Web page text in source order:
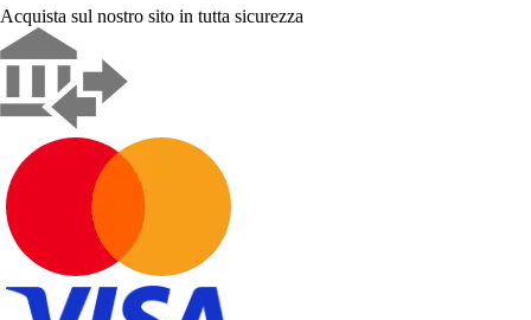
Acquista sul nostro sito in tutta sicurezza